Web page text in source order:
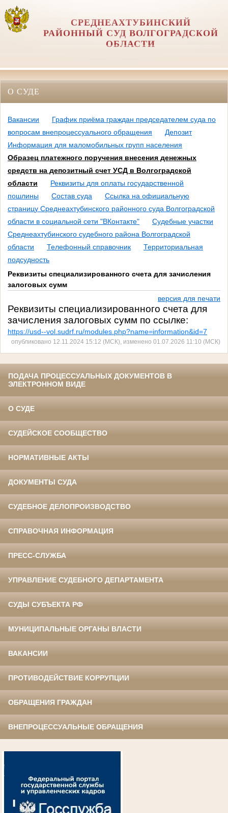
СРЕДНЕАХТУБИНСКИЙ
РАЙОННЫЙ СУД ВОЛГОГРАДСКОЙ
ОБЛАСТИ
О СУДЕ
Вакансии
График приёма граждан председателем суда по
вопросам внепроцессуального обращения
Депозит
Информация для маломобильных групп населения
Образец платежного поручения внесения денежных
средств на депозитный счет УСД в Волгоградской
области
Реквизиты для оплаты государственной
пошлины
Состав суда
Ссылка на официальную
страницу Среднеахтубинского районного суда Волгоградской
области в социальной сети "ВКонтакте"
Судебные участки
Среднеахтубинского судебного района Волгоградской
области
Телефонный справочник
Территориальная
подсудность
Реквизиты специализированного счета для зачисления
залоговых сумм
версия для печати
Реквизиты специализированного счета для
зачисления залоговых сумм по ссылке:
https://usd--vol.sudrf.ru/modules.php?name=information&id=7
опубликовано 12.11.2024 15:12 (МСК), изменено 01.07.2026 11:10 (МСК)
ПОДАЧА ПРОЦЕССУАЛЬНЫХ ДОКУМЕНТОВ В
ЭЛЕКТРОННОМ ВИДЕ
О СУДЕ
СУДЕЙСКОЕ СООБЩЕСТВО
НОРМАТИВНЫЕ АКТЫ
ДОКУМЕНТЫ СУДА
СУДЕБНОЕ ДЕЛОПРОИЗВОДСТВО
СПРАВОЧНАЯ ИНФОРМАЦИЯ
ПРЕСС-СЛУЖБА
УПРАВЛЕНИЕ СУДЕБНОГО ДЕПАРТАМЕНТА
СУДЫ СУБЪЕКТА РФ
МУНИЦИПАЛЬНЫЕ ОРГАНЫ ВЛАСТИ
ВАКАНСИИ
ПРОТИВОДЕЙСТВИЕ КОРРУПЦИИ
ОБРАЩЕНИЯ ГРАЖДАН
ВНЕПРОЦЕССУАЛЬНЫЕ ОБРАЩЕНИЯ